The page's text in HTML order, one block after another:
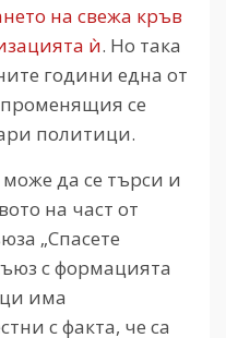
на свежа кръв
ѝ. Но така
години една от
променящия се
политици.
да се търси и
на част от
„Спасете
с формацията
има
с факта, че са